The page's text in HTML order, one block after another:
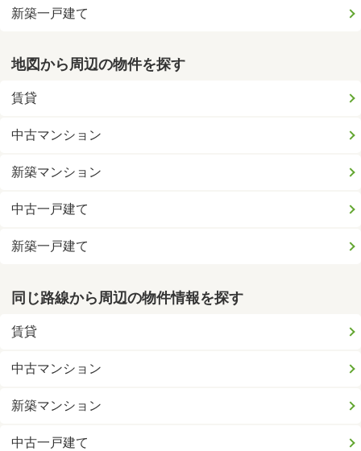
新築一戸建て
地図から周辺の物件を探す
賃貸
中古マンション
新築マンション
中古一戸建て
新築一戸建て
同じ路線から周辺の物件情報を探す
賃貸
中古マンション
新築マンション
中古一戸建て